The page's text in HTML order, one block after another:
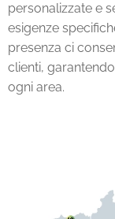
personalizzate e
esigenze
presenza ci
clienti,
ogni area.